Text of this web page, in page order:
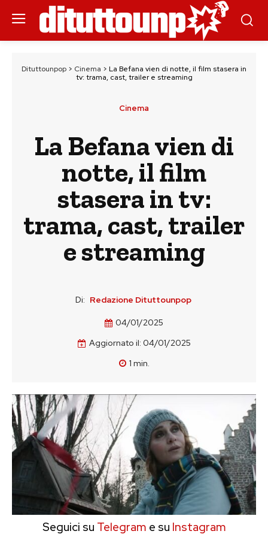
Dituttounpop > Cinema > La Befana vien di notte, il film stasera in
tv: trama, cast, trailer e streaming
Cinema
La Befana vien di
notte, il film
stasera in tv:
trama, cast, trailer
e streaming
Di: Redazione Dituttounpop
04/01/2025
Aggiornato il: 04/01/2025
1 min.
Seguici su Telegram e su Instagram